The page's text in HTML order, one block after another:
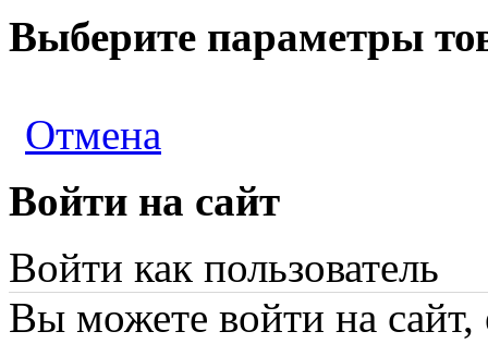
Выберите параметры
Отмена
Войти на сайт
Войти как пользователь
Вы можете войти на сайт,